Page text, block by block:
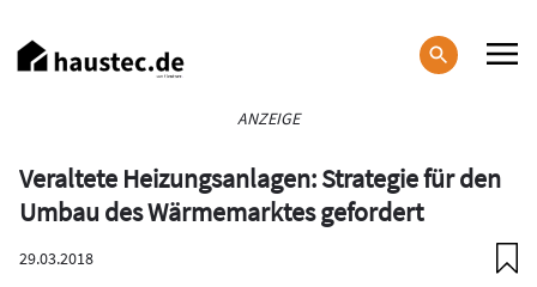
zum
Inhalt
ANZEIGE
Veraltete Heizungsanlagen: Strategie für den
Umbau des Wärmemarktes gefordert
29.03.2018